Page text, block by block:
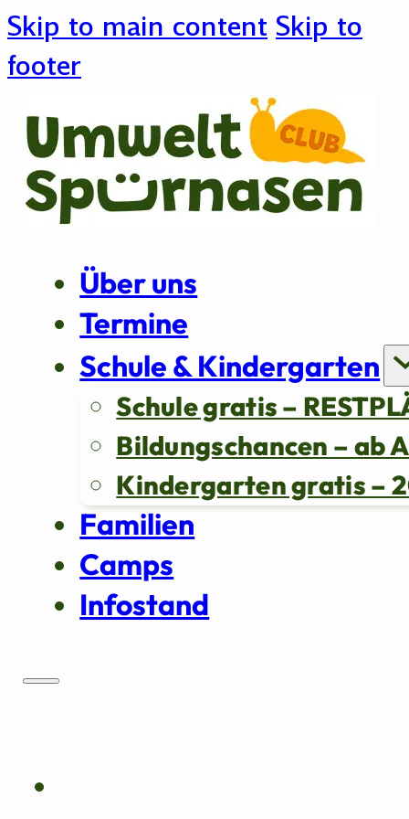
Skip to main content Skip to
footer
Über uns
Termine
Schule & Kindergarten
Schule gratis –
Bildungschancen – ab
Kindergarten gratis –
Familien
Camps
Infostand